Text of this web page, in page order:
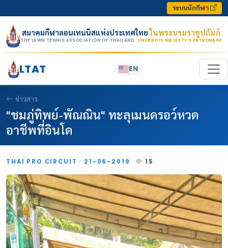
ระบบนักกีฬา
สมาคมกีฬาลอนเทนนิสแห่งประเทศไทยในพระบรมราชูปถัมภ์
THE LAWN TENNIS ASSOCIATION OF THAILAND · UNDER HIS MAJESTY’S PATRONAGE
LTAT EN
ข่าวสาร
"ชมภู่ทิพย์-พัณณิน" ทะลุเมนดรอว์หวด
อาชีพที่อินโด
THAI PRO CIRCUIT · 21-06-2019 15